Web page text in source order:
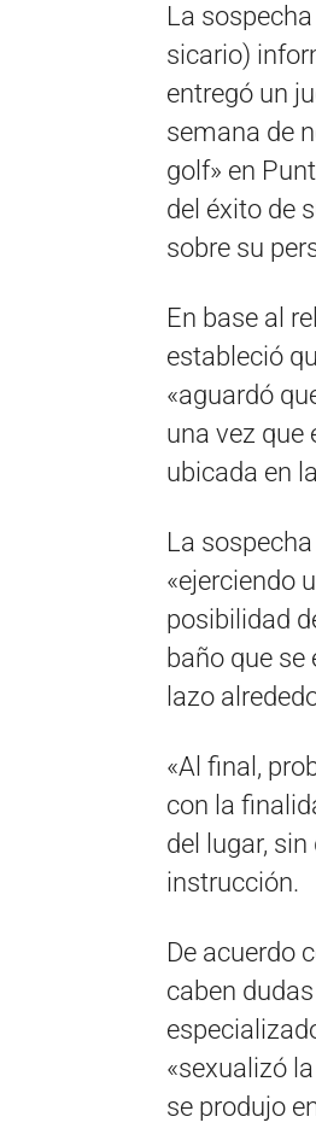
La
sicario)
entregó un
semana de
golf» en
del éxito de
sobre su
En base al
estableció
«aguardó
una vez que
ubicada en
La
«ejerciendo
posibilidad
baño que
lazo
«Al final,
con la
del lugar,
instrucción.
De acuerdo
caben
«sexualizó
se produjo